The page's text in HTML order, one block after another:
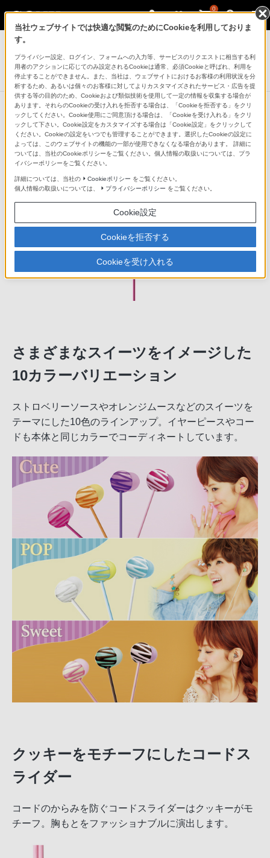
0
ヘッドホン
密閉型インナーイヤーレシーバー
MDR-EX25LP
甘いお菓子のようなかわいらしいデ
ザイン
ケーキやアイスなどのスイーツを思わせるカラフルなヘ
ッドホン。耳もとをポップに彩る女の子らしいデザイン
があなたの横顔を引きたてます。
さまざまなスイーツをイメージした
10カラーバリエーション
ストロベリーソースやオレンジムースなどのスイーツを
テーマにした10色のラインアップ。イヤーピースやコー
ドも本体と同じカラーでコーディネートしています。
クッキーをモチーフにしたコードス
ライダー
コードのからみを防ぐコードスライダーはクッキーがモ
チーフ。胸もとをファッショナブルに演出します。
当社ウェブサイトでは快適な閲覧のためにCookieを利用しておりま
す。
プライバシー設定、ログイン、フォームへの入力等、サービスのリクエストに相当する利
用者のアクションに応じてのみ設定されるCookieは通常、必須Cookieと呼ばれ、利用を
停止することができません。また、当社は、ウェブサイトにおけるお客様の利用状況を分
析するため、あるいは個々のお客様に対してよりカスタマイズされたサービス・広告を提
供する等の目的のため、Cookieおよび類似技術を使用して一定の情報を収集する場合が
あります。それらのCookieの受け入れを拒否する場合は、「Cookieを拒否する」をクリ
ックしてください。Cookie使用にご同意頂ける場合は、「Cookieを受け入れる」をクリ
ックして下さい。Cookie設定をカスタマイズする場合は「Cookie設定」をクリックして
ください。Cookieの設定をいつでも管理することができます。選択したCookieの設定に
よっては、このウェブサイトの機能の一部が使用できなくなる場合があります。 詳細に
ついては、当社のCookieポリシーをご覧ください。個人情報の取扱いについては、プラ
イバシーポリシーをご覧ください。
詳細については、当社の Cookieポリシー をご覧ください。
個人情報の取扱いについては、
プライバシーポリシー をご覧ください。
Cookie設定
Cookieを拒否する
Cookieを受け入れる